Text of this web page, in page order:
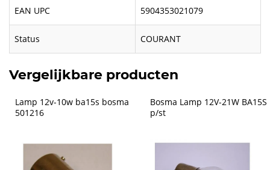
EAN UPC 5904353021079
Status COURANT
Vergelijkbare producten
Lamp 12v-10w ba15s bosma
501216
Bosma Lamp 12V-21W BA15S
p/st